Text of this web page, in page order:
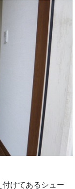
けてあるシュー